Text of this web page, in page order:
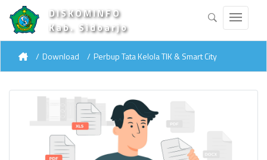
DISKOMINFO
Kab. Sidoarjo
Download Perbup Tata Kelola TIK & Smart City